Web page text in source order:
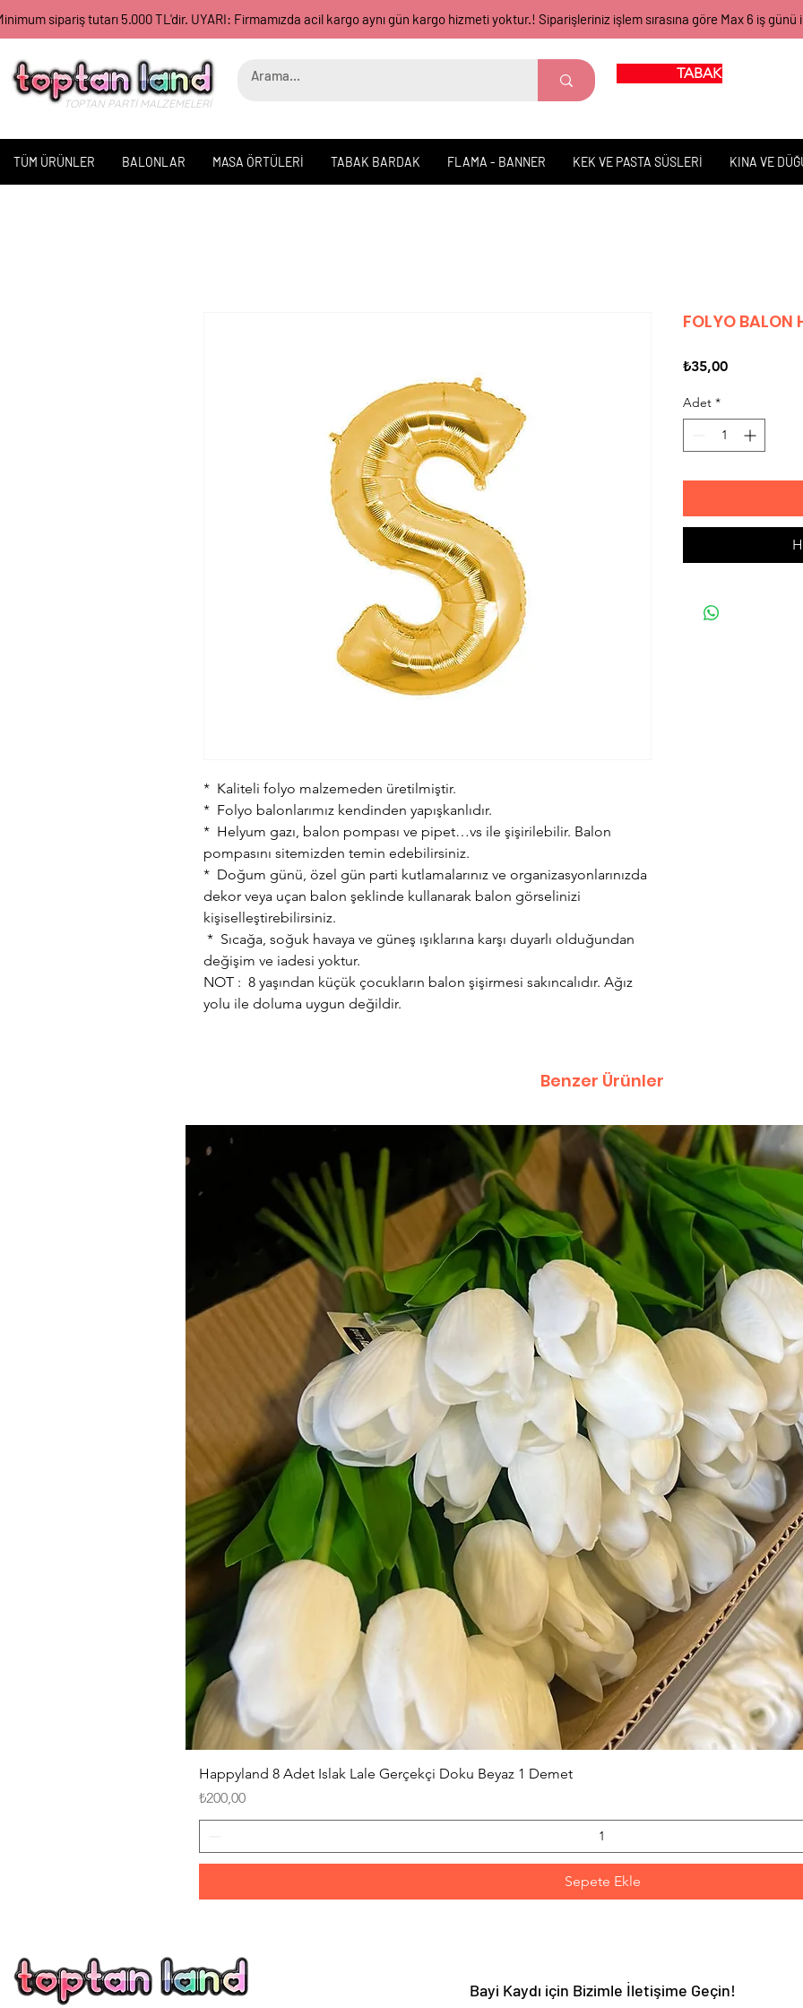
sipariş tutarı 5.000 TL'dir. UYARI: Firmamızda acil kargo aynı gün kargo hizmeti yoktur.! Siparişleriniz işlem sırasına göre Max 6 iş
TOPTAN PARTİ MALZEMELERİ
TABAK BARDAK
TÜM ÜRÜNLER BALONLAR MASA ÖRTÜLERİ TABAK BARDAK FLAMA - BANNER KEK VE PASTA SÜSLERİ KINA VE
* Kaliteli folyo malzemeden üretilmiştir.
* Folyo balonlarımız kendinden yapışkanlıdır.
* Helyum gazı, balon pompası ve pipet…vs ile şişirilebilir. Balon
pompasını sitemizden temin edebilirsiniz.
* Doğum günü, özel gün parti kutlamalarınız ve organizasyonlarınızda
dekor veya uçan balon şeklinde kullanarak balon görselinizi
kişiselleştirebilirsiniz.
* Sıcağa, soğuk havaya ve güneş ışıklarına karşı duyarlı olduğundan
değişim ve iadesi yoktur.
NOT : 8 yaşından küçük çocukların balon şişirmesi sakıncalıdır. Ağız
yolu ile doluma uygun değildir.
FOLYO BALON
₺35,00Fiyat
Adet *
Benzer Ürünler
Happyland 8 Adet Islak Lale Gerçekçi Doku Beyaz 1 Demet
Fiyat
₺200,00
Sepete Ekle
Bayi Kaydı için Bizimle İletişime Geçin!